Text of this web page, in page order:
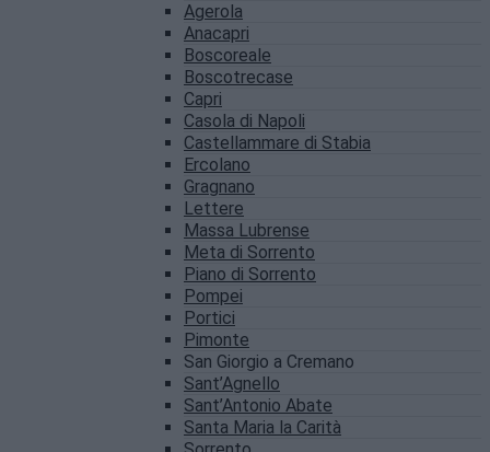
Agerola
Anacapri
Boscoreale
Boscotrecase
Capri
Casola di Napoli
Castellammare di Stabia
Ercolano
Gragnano
Lettere
Massa Lubrense
Meta di Sorrento
Piano di Sorrento
Pompei
Portici
Pimonte
San Giorgio a Cremano
Sant’Agnello
Sant’Antonio Abate
Santa Maria la Carità